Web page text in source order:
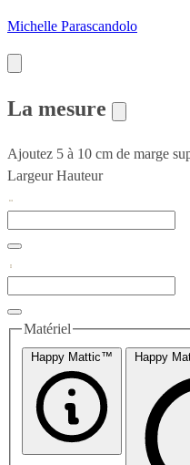
Michelle Parascandolo
La mesure
Ajoutez 5 à 10 cm de marge
Largeur Hauteur
Matériel
Happy Mattic™ Happy